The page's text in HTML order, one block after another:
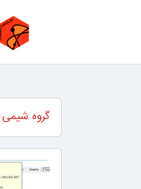
گروه شیمی